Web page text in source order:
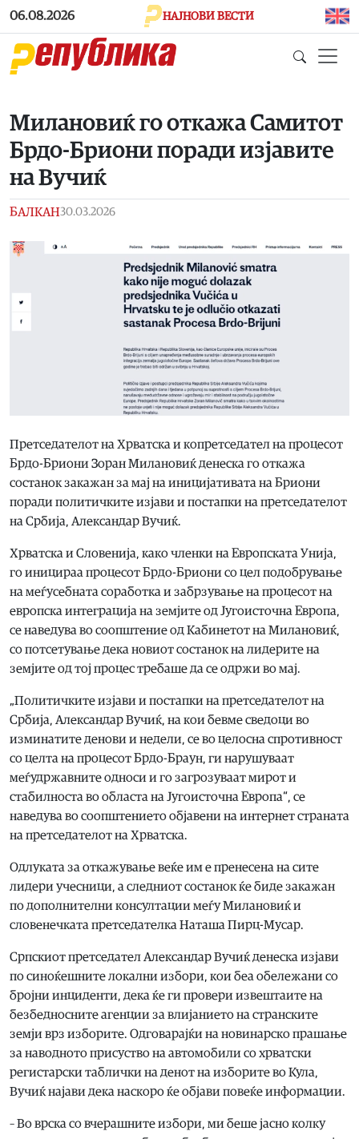
Skip to main content
06.08.2026 НАЈНОВИ ВЕСТИ
Милановиќ го откажа Самитот
Брдо-Бриони поради изјавите
на Вучиќ
БАЛКАН30.03.2026
Претседателот на Хрватска и копретседател на процесот
Брдо-Бриони Зоран Милановиќ денеска го откажа
состанок закажан за мај на иницијативата на Бриони
поради политичките изјави и постапки на претседателот
на Србија, Александар Вучиќ.
Хрватска и Словенија, како членки на Европската Унија,
го иницираа процесот Брдо-Бриони со цел подобрување
на меѓусебната соработка и забрзување на процесот на
европска интеграција на земјите од Југоисточна Европа,
се наведува во соопштение од Кабинетот на Милановиќ,
со потсетување дека новиот состанок на лидерите на
земјите од тој процес требаше да се одржи во мај.
„Политичките изјави и постапки на претседателот на
Србија, Александар Вучиќ, на кои бевме сведоци во
изминатите денови и недели, се во целосна спротивност
со целта на процесот Брдо-Браун, ги нарушуваат
меѓудржавните односи и го загрозуваат мирот и
стабилноста во областа на Југоисточна Европа“, се
наведува во соопштението објавени на интернет страната
на претседателот на Хрватска.
Одлуката за откажување веќе им е пренесена на сите
лидери учесници, а следниот состанок ќе биде закажан
по дополнителни консултации меѓу Милановиќ и
словенечката претседателка Наташа Пирц-Мусар.
Српскиот претседател Александар Вучиќ денеска изјави
по синоќешните локални избори, кои беа обележани со
бројни инциденти, дека ќе ги провери извештаите на
безбедносните агенции за влијанието на странските
земји врз изборите. Одговарајќи на новинарско прашање
за наводното присуство на автомобили со хрватски
регистарски таблички на денот на изборите во Кула,
Вучиќ најави дека наскоро ќе објави повеќе информации.
– Во врска со вчерашните избори, ми беше јасно колку